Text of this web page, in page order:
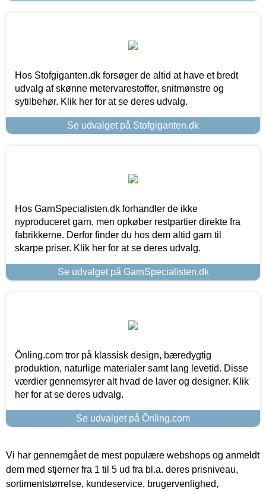
Hos Stofgiganten.dk forsøger de altid at have et bredt
udvalg af skønne metervarestoffer, snitmønstre og
sytilbehør. Klik her for at se deres udvalg.
Se udvalget på Stofgiganten.dk
Hos GarnSpecialisten.dk forhandler de ikke
nyproduceret garn, men opkøber restpartier direkte fra
fabrikkerne. Derfor finder du hos dem altid garn til
skarpe priser. Klik her for at se deres udvalg.
Se udvalget på GarnSpecialisten.dk
Önling.com tror på klassisk design, bæredygtig
produktion, naturlige materialer samt lang levetid. Disse
værdier gennemsyrer alt hvad de laver og designer. Klik
her for at se deres udvalg.
Se udvalget på Önling.com
Vi har gennemgået de mest populære webshops og anmeldt
dem med stjerner fra 1 til 5 ud fra bl.a. deres prisniveau,
sortimentstørrelse, kundeservice, brugervenlighed,